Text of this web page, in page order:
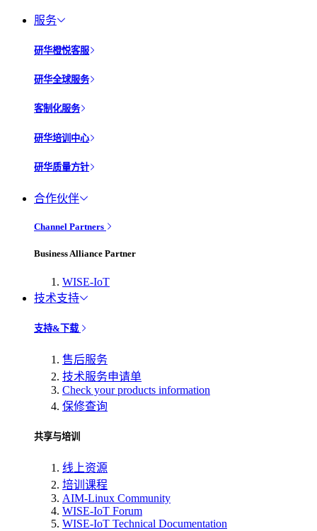
服务
研华橙悦客服
研华全球服务
客制化服务
研华培训中心
研华质量方针
合作伙伴
Channel Partners
Business Alliance Partner
WISE-IoT
技术支持
支持&下载
售后服务
技术服务申请单
Check your products information
保修查询
共享与培训
线上资源
培训课程
AIM-Linux Community
WISE-IoT Forum
WISE-IoT Technical Documentation